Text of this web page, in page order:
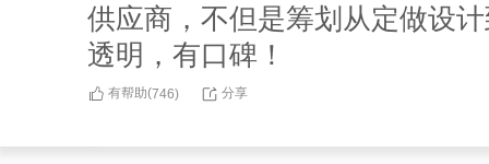
供应商，不但是筹划从定做设
透明，有口碑！
有帮助(746) 分享
188****6463